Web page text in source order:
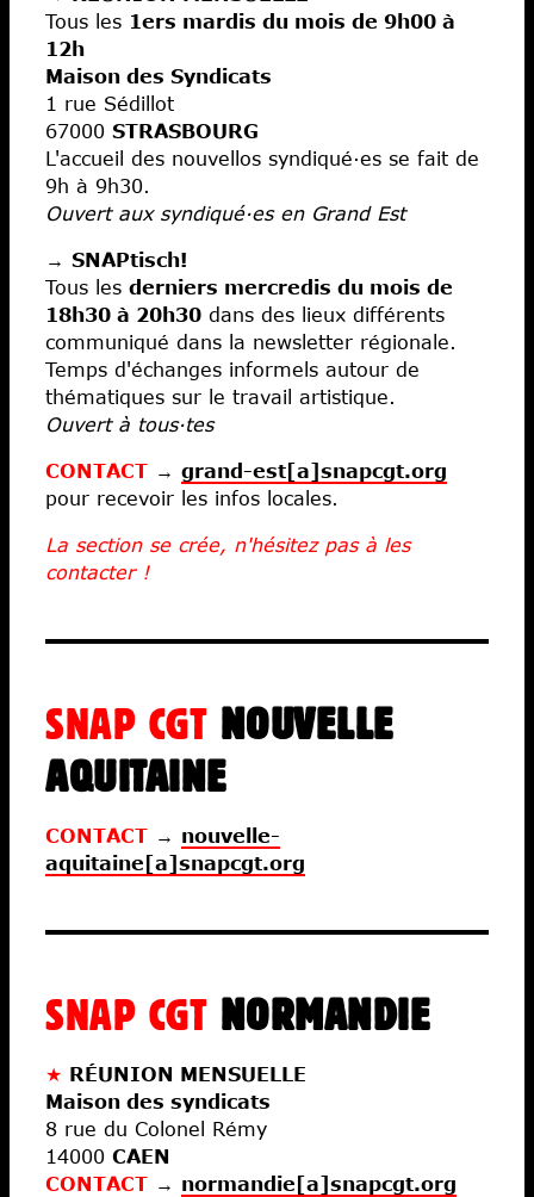
Tous les 1ers mardis du mois de 9h00 à
12h
Maison des Syndicats
1 rue Sédillot
67000 STRASBOURG
L'accueil des nouvellos syndiqué·es se fait de
9h à 9h30.
Ouvert aux syndiqué·es en Grand Est
→ SNAPtisch!
Tous les derniers mercredis du mois de
18h30 à 20h30 dans des lieux différents
communiqué dans la newsletter régionale.
Temps d'échanges informels autour de
thématiques sur le travail artistique.
Ouvert à tous·tes
CONTACT → grand-est[a]snapcgt.org
pour recevoir les infos locales.
La section se crée, n'hésitez pas à les
contacter !
SNAP CGT NOUVELLE
AQUITAINE
CONTACT → nouvelle-
aquitaine[a]snapcgt.org
SNAP CGT NORMANDIE
★ RÉUNION MENSUELLE
Maison des syndicats
8 rue du Colonel Rémy
14000 CAEN
CONTACT → normandie[a]snapcgt.org